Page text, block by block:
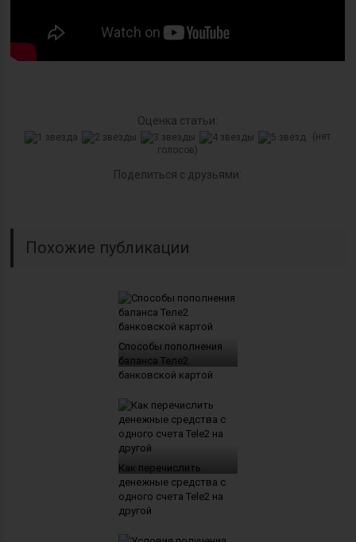
Оценка статьи:
(нет
голосов)
Поделиться с друзьями:
Похожие публикации
Способы пополнения
баланса Теле2
банковской картой
Как перечислить
денежные средства с
одного счета Tele2 на
другой